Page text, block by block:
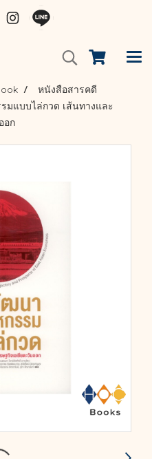
หนังสือสารคดี
แบบไล่กวด เส้นทางและ
อก